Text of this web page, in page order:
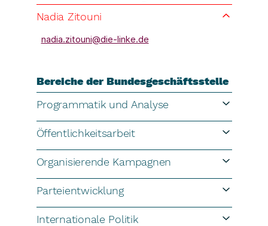
Nadia Zitouni
nadia.zitouni@die-linke.de
Bereiche der Bundesgeschäftsstelle
Programmatik und Analyse
Öffentlichkeitsarbeit
Organisierende Kampagnen
Parteientwicklung
Internationale Politik